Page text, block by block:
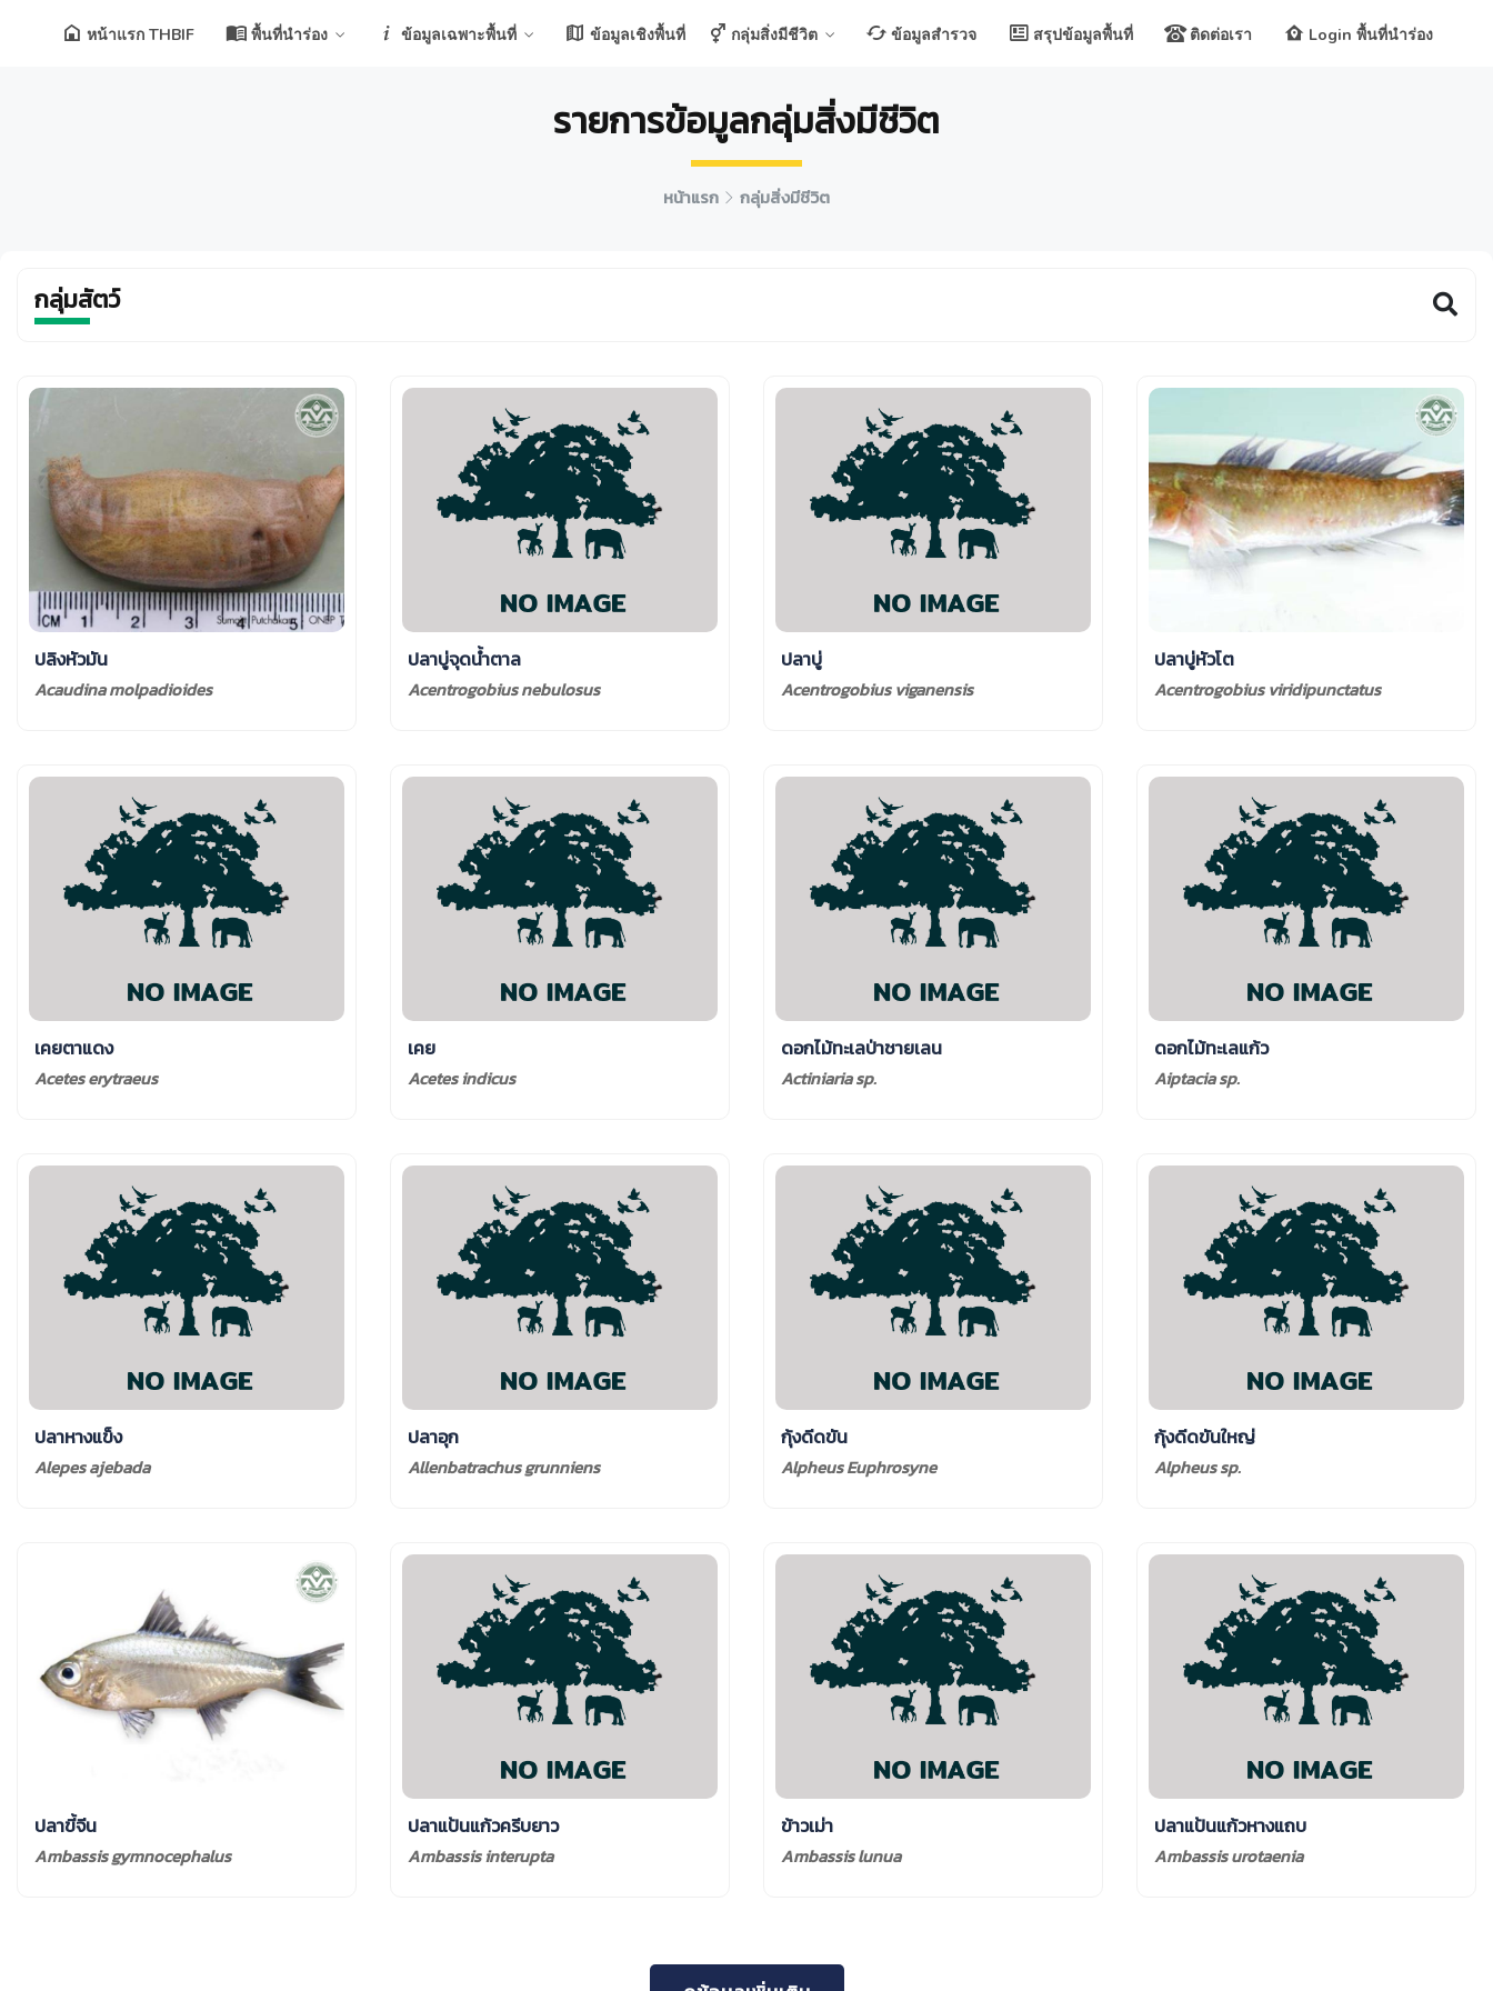
หน้าแรก THBIF พื้นที่นำร่อง ข้อมูลเฉพาะพื้นที่ ข้อมูลเชิงพื้นที่ กลุ่มสิ่งมีชีวิต ข้อมูลสำรวจ สรุปข้อมูลพื้นที่ ติดต่อเรา Login พื้นที่นำร่อง
รายการข้อมูลกลุ่มสิ่งมีชีวิต
หน้าแรก กลุ่มสิ่งมีชีวิต
กลุ่มสัตว์
ปลิงหัวมัน
Acaudina molpadioides
ปลาบู่จุดน้ำตาล
Acentrogobius nebulosus
ปลาบู่
Acentrogobius viganensis
ปลาบู่หัวโต
Acentrogobius viridipunctatus
เคยตาแดง
Acetes erytraeus
เคย
Acetes indicus
ดอกไม้ทะเลป่าชายเลน
Actiniaria sp.
ดอกไม้ทะเลแก้ว
Aiptacia sp.
ปลาหางแข็ง
Alepes ajebada
ปลาอุก
Allenbatrachus grunniens
กุ้งดีดขัน
Alpheus Euphrosyne
กุ้งดีดขันใหญ่
Alpheus sp.
ปลาขี้จีน
Ambassis gymnocephalus
ปลาแป้นแก้วครีบยาว
Ambassis interupta
ข้าวเม่า
Ambassis lunua
ปลาแป้นแก้วหางแถบ
Ambassis urotaenia